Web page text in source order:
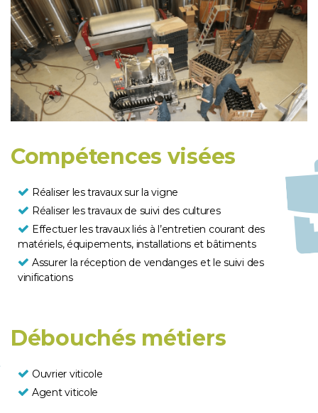
Compétences visées
Réaliser les travaux sur la vigne
Réaliser les travaux de suivi des cultures
Effectuer les travaux liés à l’entretien courant des
matériels, équipements, installations et bâtiments
Assurer la réception de vendanges et le suivi des
vinifications
Débouchés métiers
Ouvrier viticole
Agent viticole